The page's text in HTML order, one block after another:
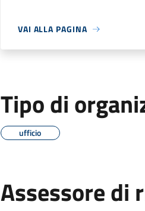
VAI ALLA PAGINA
Tipo di
ufficio
Assessore di